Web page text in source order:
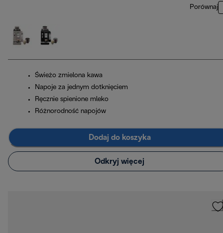
Porównaj
Świeżo zmielona kawa
Napoje za jednym dotknięciem
Ręcznie spienione mleko
Różnorodność napojów
Dodaj do koszyka
Odkryj więcej